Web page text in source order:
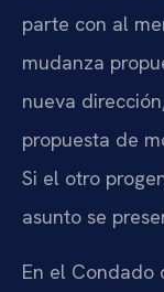
parte con al
mudanza
nueva
propuesta de
Si el otro
asunto se
En el Condado